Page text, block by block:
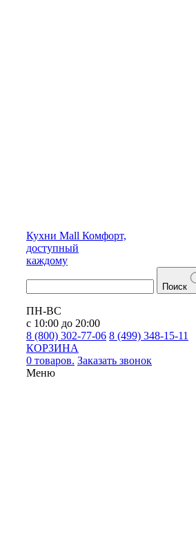
Кухни Mall Комфорт,
доступный
каждому
Поиск
ПН-ВС
с 10:00 до 20:00
8 (800) 302-77-06 8 (499) 348-15-11
КОРЗИНА
0 товаров. Заказать звонок
Меню